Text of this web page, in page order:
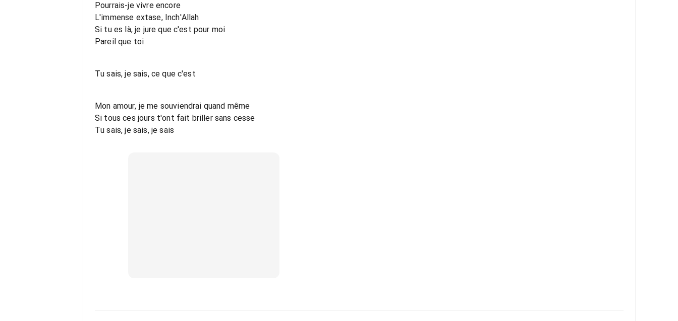
Pourrais-je vivre encore
L'immense extase, Inch'Allah
Si tu es là, je jure que c'est pour moi
Pareil que toi
Tu sais, je sais, ce que c'est
Mon amour, je me souviendrai quand même
Si tous ces jours t'ont fait briller sans cesse
Tu sais, je sais, je sais